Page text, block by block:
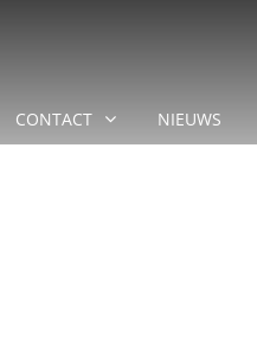
CONTACT NIEUWS